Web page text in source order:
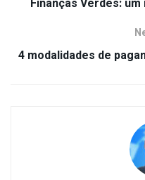
Finanças Verdes:
4 modalidades de